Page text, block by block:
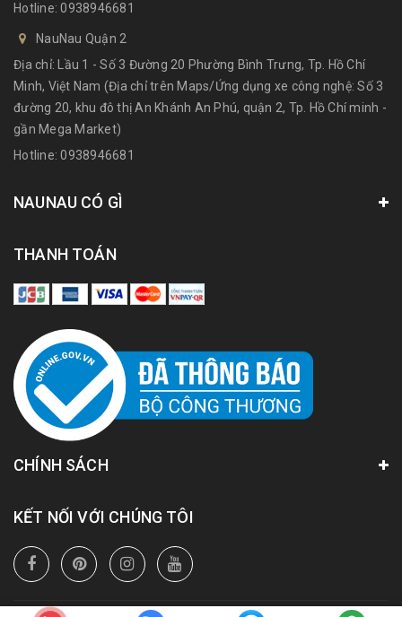
Hotline:0938946681
NauNau Quận 2
Địa chỉ: Lầu 1 - Số 3 Đường 20 Phường Bình Trưng, Tp. Hồ Chí
Minh, Việt Nam (Địa chỉ trên Maps/Ứng dụng xe công nghệ: Số 3
đường 20, khu đô thị An Khánh An Phú, quận 2, Tp. Hồ Chí minh -
gần Mega Market)
Hotline:0938946681
NAUNAU CÓ GÌ
THANH TOÁN
CHÍNH SÁCH
KẾT NỐI VỚI CHÚNG TÔI